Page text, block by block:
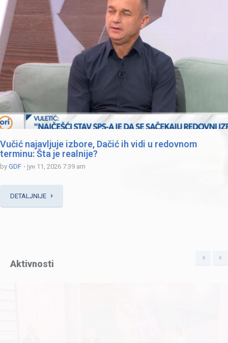
Vučić najavljuje izbore, Dačić ih vidi u redovnom
terminu: Šta je realnije?
by GDF јун 11, 2026 7:39 am
DETALJNIJE
Aktivnosti